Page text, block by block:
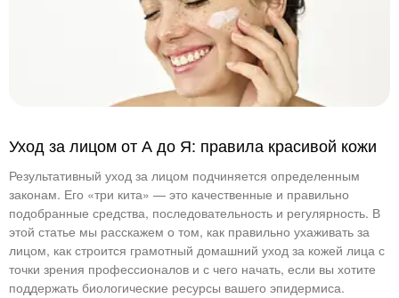
Уход за лицом от А до Я: правила красивой кожи
Результативный уход за лицом подчиняется определенным
законам. Его «три кита» — это качественные и правильно
подобранные средства, последовательность и регулярность. В
этой статье мы расскажем о том, как правильно ухаживать за
лицом, как строится грамотный домашний уход за кожей лица с
точки зрения профессионалов и с чего начать, если вы хотите
поддержать биологические ресурсы вашего эпидермиса.